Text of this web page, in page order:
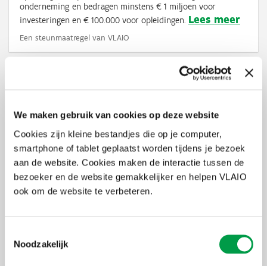
We maken gebruik van cookies op deze website
Cookies zijn kleine bestandjes die op je computer,
smartphone of tablet geplaatst worden tijdens je bezoek
aan de website. Cookies maken de interactie tussen de
bezoeker en de website gemakkelijker en helpen VLAIO
ook om de website te verbeteren.
Noodzakelijk
onderneming en bedragen minstens € 1 miljoen voor
investeringen en € 100.000 voor opleidingen. Lees meer
Een steunmaatregel van VLAIO
Waarborgregeling tot 2,25 miljoen euro
Waarborgregeling een extra garantie krijgen van de Vlaamse
overheid. PMV kan tot 75% van je krediet of leasing
waarborgen, met een maximaal waarborgbedrag van € 2,25
miljoen. Dit gebeurt niet rechtstreeks. Jouw aanspreekpunt is
de erkende kredietverlener die deelneemt aan de regeling.
Lees meer
Een steunmaatregel van PMV
(Gigarant)